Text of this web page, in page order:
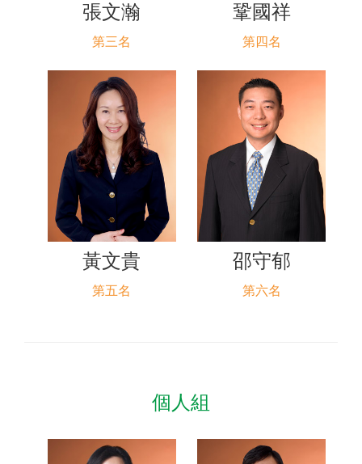
張文瀚
第三名
鞏國祥
第四名
黃文貴
第五名
邵守郁
第六名
個人組